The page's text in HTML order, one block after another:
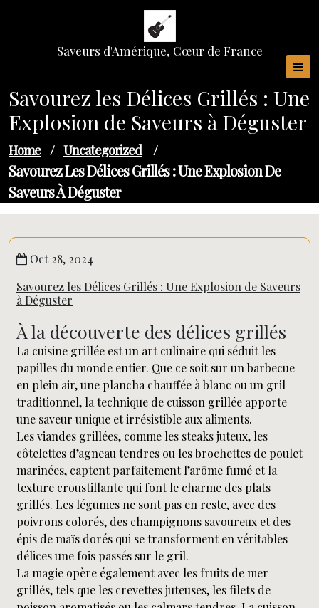
Saveurs d'Amérique, Cœur de France
Savourez les Délices Grillés : Une
Explosion de Saveurs à Déguster
Home / Uncategorized /
Savourez Les Délices Grillés : Une Explosion De
Saveurs À Déguster
Oct 28, 2024
Savourez les Délices Grillés : Une Explosion de Saveurs
à Déguster
À la découverte des délices grillés
La cuisine grillée est un art culinaire qui séduit les
papilles du monde entier. Que ce soit sur un barbecue
en plein air, une plancha chauffée à blanc ou un gril
traditionnel, la technique de cuisson grillée apporte
une saveur unique et irrésistible aux aliments.
Les viandes grillées, comme les steaks juteux, les
côtelettes d’agneau tendres ou les brochettes de poulet
marinées, captent parfaitement l’arôme fumé et la
texture croustillante qui font le charme des plats
grillés. Les légumes ne sont pas en reste, avec des
poivrons colorés, des champignons savoureux et des
épis de maïs dorés qui se transforment en véritables
délices une fois passés sur le gril.
La magie opère également avec les fruits de mer
grillés, tels que les crevettes juteuses, les filets de